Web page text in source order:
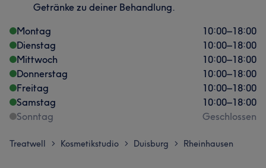
Getränke zu deiner Behandlung.
Montag
10:00–18:00
Dienstag
10:00–18:00
Mittwoch
10:00–18:00
Donnerstag
10:00–18:00
Freitag
10:00–18:00
Samstag
10:00–18:00
Sonntag
Geschlossen
Treatwell > Kosmetikstudio > Duisburg > Rheinhausen